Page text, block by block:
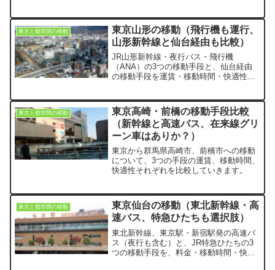
東京と都市間の移動
東京山形の移動（飛行機も運行、
山形新幹線と仙台経由も比較）
JR山形新幹線・夜行バス・飛行機
（ANA）の3つの移動手段と、仙台経由
の移動手段を運賃・移動時間・快適性
東京と都市間の移動
東京高崎・前橋の移動手段比較
（新幹線と高速バス、在来線グリ
ーン車はありか？）
東京から群馬県高崎市、前橋市への移動
について、3つの手段の運賃、移動時間、
快適性それぞれを比較していきます。
東京と都市間の移動
東京仙台の移動（東北新幹線・高
速バス、特急ひたちも選択肢）
東北新幹線、東京駅・新宿駅発の高速バ
ス（夜行も含む）と、JR特急ひたちの3
つの移動手段を、料金・移動時間・快適